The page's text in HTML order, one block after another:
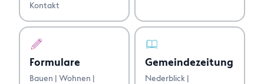
Kontakt
Formulare
Bauen | Wohnen |
Gemeindezeitung
Nederblick |